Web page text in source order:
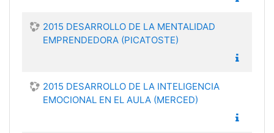
2015 DESARROLLO DE LA MENTALIDAD
EMPRENDEDORA (PICATOSTE)
2015 DESARROLLO DE LA INTELIGENCIA
EMOCIONAL EN EL AULA (MERCED)